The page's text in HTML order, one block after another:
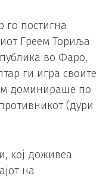
го постигна
Греем Ториља
во Фаро,
ги игра своите
доминираше по
(дури
кој доживеа
на